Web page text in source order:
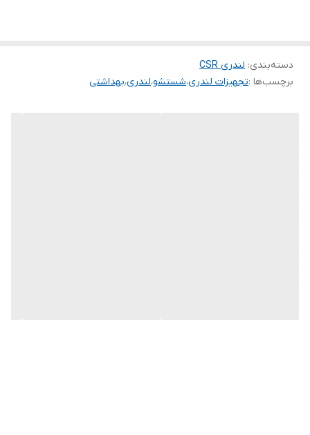
دسته‌بندی: لندری CSR
برچسب‌ها :تجهیزات لندری،شستشو،لندری،بهداشتی